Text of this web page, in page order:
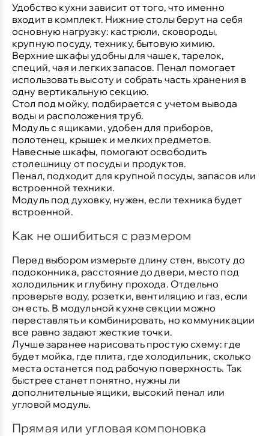
Удобство кухни зависит от того, что именно
входит в комплект. Нижние столы берут на себя
основную нагрузку: кастрюли, сковороды,
крупную посуду, технику, бытовую химию.
Верхние шкафы удобны для чашек, тарелок,
специй, чая и легких запасов. Пенал помогает
использовать высоту и собрать часть хранения в
одну вертикальную секцию.
Стол под мойку, подбирается с учетом вывода
воды и расположения труб.
Модуль с ящиками, удобен для приборов,
полотенец, крышек и мелких предметов.
Навесные шкафы, помогают освободить
столешницу от посуды и продуктов.
Пенал, подходит для крупной посуды, запасов или
встроенной техники.
Модуль под духовку, нужен, если техника будет
встроенной.
Как не ошибиться с размером
Перед выбором измерьте длину стен, высоту до
подоконника, расстояние до двери, место под
холодильник и глубину прохода. Отдельно
проверьте воду, розетки, вентиляцию и газ, если
он есть. В модульной кухне секции можно
переставлять и комбинировать, но коммуникации
все равно задают жесткие точки.
Лучше заранее нарисовать простую схему: где
будет мойка, где плита, где холодильник, сколько
места останется под рабочую поверхность. Так
быстрее станет понятно, нужны ли
дополнительные ящики, высокий пенал или
угловой модуль.
Прямая или угловая компоновка